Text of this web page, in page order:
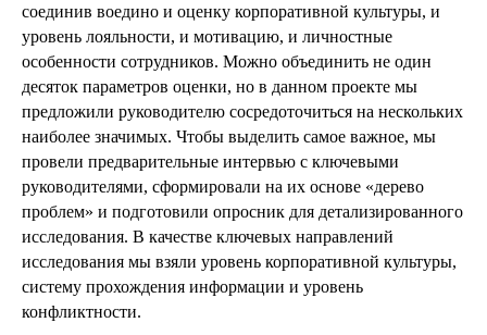
соединив воедино и оценку корпоративной культуры, и
уровень лояльности, и мотивацию, и личностные
особенности сотрудников. Можно объединить не один
десяток параметров оценки, но в данном проекте мы
предложили руководителю сосредоточиться на нескольких
наиболее значимых. Чтобы выделить самое важное, мы
провели предварительные интервью с ключевыми
руководителями, сформировали на их основе «дерево
проблем» и подготовили опросник для детализированного
исследования. В качестве ключевых направлений
исследования мы взяли уровень корпоративной культуры,
систему прохождения информации и уровень
конфликтности.